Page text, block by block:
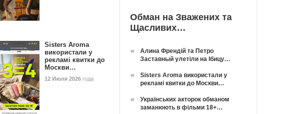
Sisters Aroma
використали у
рекламі квитки до
Москви…
12 Июля 2026 года
Обман на Зважених та
Щасливих…
Алина Френдій та Петро
Заставный улетіли на Ібицу…
Sisters Aroma використали у
рекламі квитки до Москви…
Українських акторок обманом
заманюють в фільми 18+…